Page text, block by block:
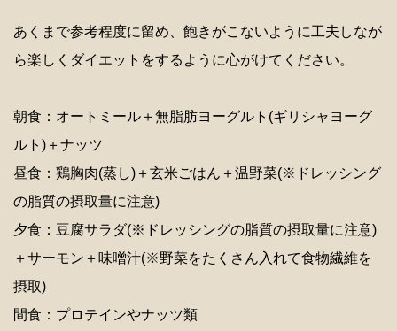
あくまで参考程度に留め、飽きがこないように工夫しなが
ら楽しくダイエットをするように心がけてください。
朝食：オートミール＋無脂肪ヨーグルト(ギリシャヨーグ
ルト)＋ナッツ
昼食：鶏胸肉(蒸し)＋玄米ごはん＋温野菜(※ドレッシング
の脂質の摂取量に注意)
夕食：豆腐サラダ(※ドレッシングの脂質の摂取量に注意)
＋サーモン＋味噌汁(※野菜をたくさん入れて食物繊維を
摂取)
間食：プロテインやナッツ類